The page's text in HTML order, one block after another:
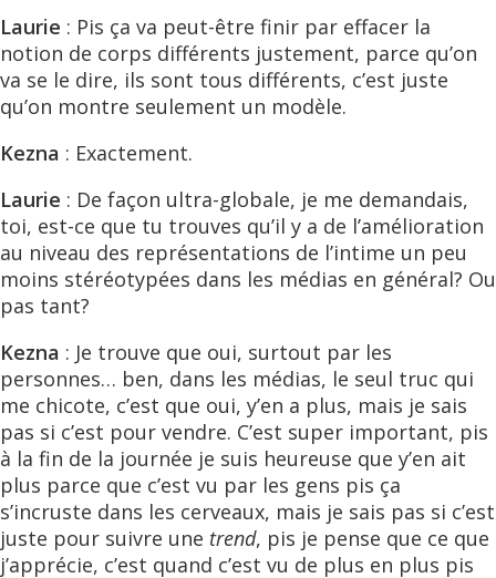
Laurie : Pis ça va peut-être finir par effacer la
notion de corps différents justement, parce qu’on
va se le dire, ils sont tous différents, c’est juste
qu’on montre seulement un modèle.
Kezna : Exactement.
Laurie : De façon ultra-globale, je me demandais,
toi, est-ce que tu trouves qu’il y a de l’amélioration
au niveau des représentations de l’intime un peu
moins stéréotypées dans les médias en général? Ou
pas tant?
Kezna : Je trouve que oui, surtout par les
personnes… ben, dans les médias, le seul truc qui
me chicote, c’est que oui, y’en a plus, mais je sais
pas si c’est pour vendre. C’est super important, pis
à la fin de la journée je suis heureuse que y’en ait
plus parce que c’est vu par les gens pis ça
s’incruste dans les cerveaux, mais je sais pas si c’est
juste pour suivre une trend, pis je pense que ce que
j’apprécie, c’est quand c’est vu de plus en plus pis